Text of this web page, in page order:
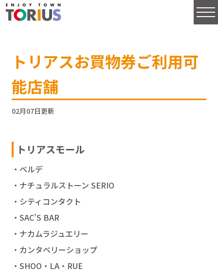
トリアスお買物券ご利用可
能店舗
02月07日更新
トリアスモール
・ベルデ
・ナチュラルストーン SERIO
・シティコンタクト
・SAC’S BAR
・ナカムラジュエリー
・カンタベリーショップ
・SHOO・LA・RUE